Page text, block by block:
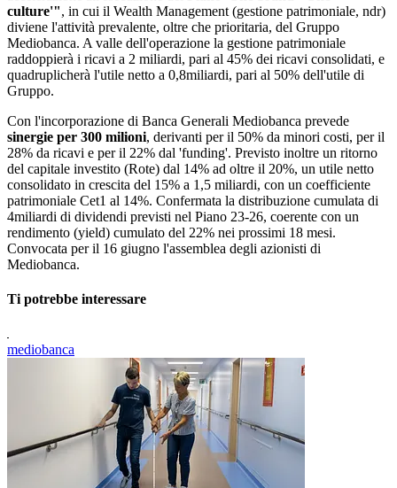
culture'", in cui il Wealth Management (gestione patrimoniale, ndr)
diviene l'attività prevalente, oltre che prioritaria, del Gruppo
Mediobanca. A valle dell'operazione la gestione patrimoniale
raddoppierà i ricavi a 2 miliardi, pari al 45% dei ricavi consolidati, e
quadruplicherà l'utile netto a 0,8miliardi, pari al 50% dell'utile di
Gruppo.
Con l'incorporazione di Banca Generali Mediobanca prevede
sinergie per 300 milioni, derivanti per il 50% da minori costi, per il
28% da ricavi e per il 22% dal 'funding'. Previsto inoltre un ritorno
del capitale investito (Rote) dal 14% ad oltre il 20%, un utile netto
consolidato in crescita del 15% a 1,5 miliardi, con un coefficiente
patrimoniale Cet1 al 14%. Confermata la distribuzione cumulata di
4miliardi di dividendi previsti nel Piano 23-26, coerente con un
rendimento (yield) cumulato del 22% nei prossimi 18 mesi.
Convocata per il 16 giugno l'assemblea degli azionisti di
Mediobanca.
Ti potrebbe interessare
mediobanca